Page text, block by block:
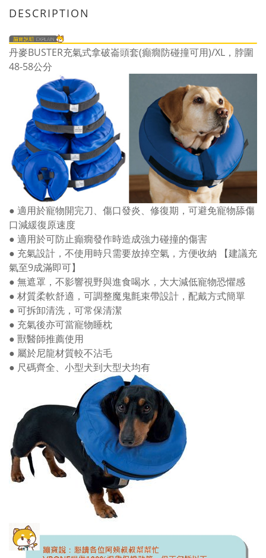
DESCRIPTION
丹麥BUSTER充氣式拿破崙頭套(癲癇防碰撞可用)/XL，脖圍
48-58公分
● 適用於寵物開完刀、傷口發炎、修復期，可避免寵物舔傷
口減緩復原速度
● 適用於可防止癲癇發作時造成強力碰撞的傷害
● 充氣設計，不使用時只需要放掉空氣，方便收納 【建議充
氣至9成滿即可】
● 無遮罩，不影響視野與進食喝水，大大減低寵物恐懼感
● 材質柔軟舒適，可調整魔鬼氈束帶設計，配戴方式簡單
● 可拆卸清洗，可常保清潔
● 充氣後亦可當寵物睡枕
● 獸醫師推薦使用
● 屬於尼龍材質較不沾毛
● 尺碼齊全、小型犬到大型犬均有